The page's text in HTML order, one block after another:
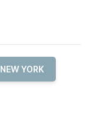
NEW YORK